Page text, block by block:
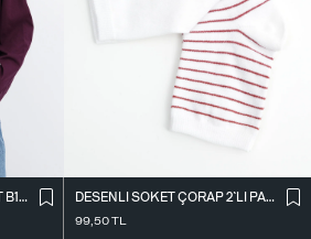
UZUN KOLLU BASIC T-SHIRT B10571
DESENLI SOKET ÇORAP 2`LI PAKET ÇRP3014
99,50TL